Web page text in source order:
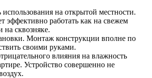
на открытой местности.
эффективно работать как на свежем
на сквозняке.
Монтаж конструкции вполне по
своими руками.
влияния на влажность
Устройство совершенно не